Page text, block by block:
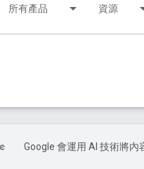
所有產品 資源
Google 會運用 AI 技術將內